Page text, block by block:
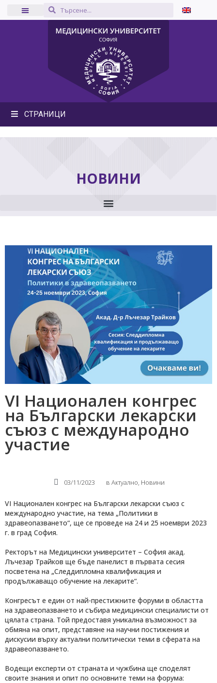
СТРАНИЦИ
НОВИНИ
VI Национален конгрес
на Български лекарски
съюз с международно
участие
03/11/2023 в Актуално, Новини
VI Национален конгрес на Български лекарски съюз с
международно участие, на тема „Политики в
здравеопазването“, ще се проведе на 24 и 25 ноември 2023
г. в град София.
Ректорът на Медицински университет – София акад.
Лъчезар Трайков ще бъде панелист в първата сесия
посветена на „Следдипломна квалификация и
продължаващо обучение на лекарите“.
Конгресът е един от най-престижните форуми в областта
на здравеопазването и събира медицински специалисти от
цялата страна. Той предоставя уникална възможност за
обмяна на опит, представяне на научни постижения и
дискусии върху актуални политически теми в сферата на
здравеопазването.
Водещи експерти от страната и чужбина ще споделят
своите знания и опит по основните теми на форума: